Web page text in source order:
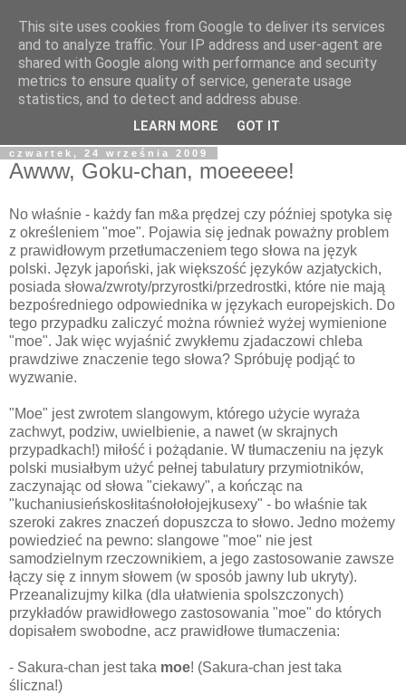
Tapioka Pana Goka
Blog należący do Goku122 - studenta Informatyki, fascynata
kultury japońskiej, fantastyki i wielu innych rzeczy.
czwartek, 24 września 2009
Awww, Goku-chan, moeeeee!
No właśnie - każdy fan m&a prędzej czy później spotyka się
z określeniem "moe". Pojawia się jednak poważny problem
z prawidłowym przetłumaczeniem tego słowa na język
polski. Język japoński, jak większość języków azjatyckich,
posiada słowa/zwroty/przyrostki/przedrostki, które nie mają
bezpośredniego odpowiednika w językach europejskich. Do
tego przypadku zaliczyć można również wyżej wymienione
"moe". Jak więc wyjaśnić zwykłemu zjadaczowi chleba
prawdziwe znaczenie tego słowa? Spróbuję podjąć to
wyzwanie.
"Moe" jest zwrotem slangowym, którego użycie wyraża
zachwyt, podziw, uwielbienie, a nawet (w skrajnych
przypadkach!) miłość i pożądanie. W tłumaczeniu na język
polski musiałbym użyć pełnej tabulatury przymiotników,
zaczynając od słowa "ciekawy", a kończąc na
"kuchaniusieńskosłitaśnołołojejkusexy" - bo właśnie tak
szeroki zakres znaczeń dopuszcza to słowo. Jedno możemy
powiedzieć na pewno: slangowe "moe" nie jest
samodzielnym rzeczownikiem, a jego zastosowanie zawsze
łączy się z innym słowem (w sposób jawny lub ukryty).
Przeanalizujmy kilka (dla ułatwienia spolszczonych)
przykładów prawidłowego zastosowania "moe" do których
dopisałem swobodne, acz prawidłowe tłumaczenia:
- Sakura-chan jest taka moe! (Sakura-chan jest taka
śliczna!)
This site uses cookies from Google to deliver its services
and to analyze traffic. Your IP address and user-agent are
shared with Google along with performance and security
metrics to ensure quality of service, generate usage
statistics, and to detect and address abuse.
LEARN MORE GOT IT